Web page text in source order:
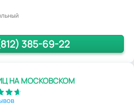
385-69-22
НА МОСКОВСКОМ